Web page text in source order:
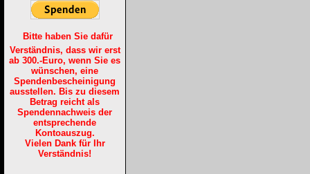
Bitte haben Sie dafür
Verständnis, dass wir erst
ab 300.-Euro, wenn Sie es
wünschen, eine
Spendenbescheinigung
ausstellen. Bis zu diesem
Betrag reicht als
Spendennachweis der
entsprechende
Kontoauszug.
Vielen Dank für Ihr
Verständnis!